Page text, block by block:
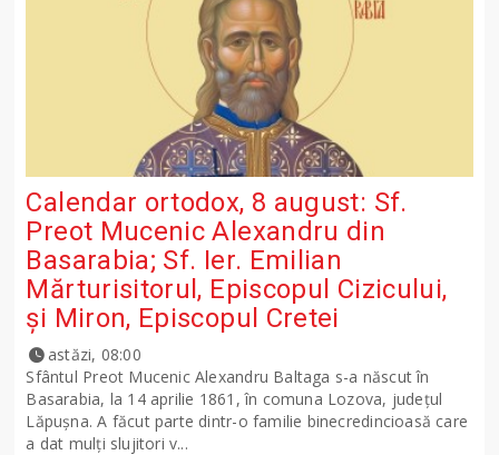
Calendar ortodox, 8 august: Sf.
Preot Mucenic Alexandru din
Basarabia; Sf. Ier. Emilian
Mărturisitorul, Episcopul Cizicului,
şi Miron, Episcopul Cretei
astăzi, 08:00
Sfântul Preot Mucenic Alexandru Baltaga s-a născut în
Basarabia, la 14 aprilie 1861, în comuna Lozova, județul
Lăpușna. A făcut parte dintr-o familie binecredincioasă care
a dat mulți slujitori v...